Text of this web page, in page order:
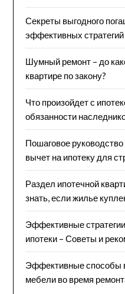
Секреты выгодного
эффективных
Шумный ремонт – до
квартире по закону?
Что произойдет с
обязанности
Пошаговое
вычет на ипотеку для
Раздел ипотечной
знать, если жилье
Эффективные
ипотеки – Советы и
Эффективные способы
мебели во время